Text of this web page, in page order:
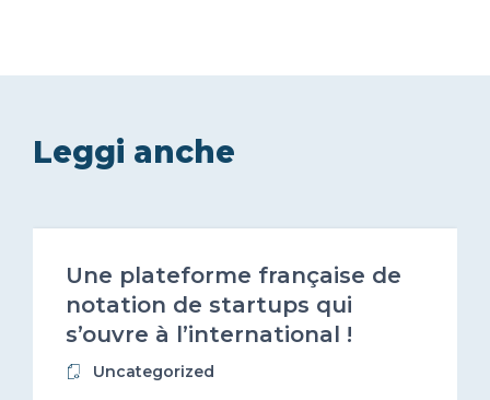
Leggi anche
Une plateforme française de
notation de startups qui
s’ouvre à l’international !
Uncategorized